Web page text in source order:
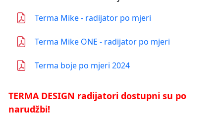
Terma Mike - radijator po mjeri
Terma Mike ONE - radijator po mjeri
Terma boje po mjeri 2024
TERMA DESIGN radijatori dostupni su po
narudžbi!